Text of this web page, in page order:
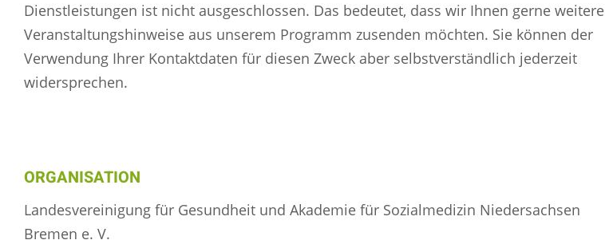
Dienstleistungen ist nicht ausgeschlossen. Das bedeutet, dass wir Ihnen gerne weitere
Veranstaltungshinweise aus unserem Programm zusenden möchten. Sie können der
Verwendung Ihrer Kontaktdaten für diesen Zweck aber selbstverständlich jederzeit
widersprechen.
ORGANISATION
Landesvereinigung für Gesundheit und Akademie für Sozialmedizin Niedersachsen
Bremen e. V.